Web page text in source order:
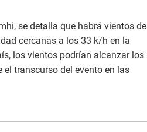
se detalla que habrá vientos de
cercanas a los 33 k/h en la
los vientos podrían alcanzar los
transcurso del evento en las